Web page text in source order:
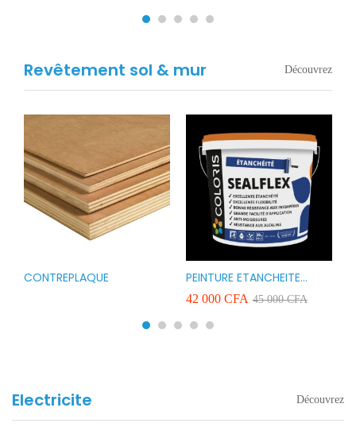
Revêtement sol & mur Découvrez
CONTREPLAQUE
PEINTURE ETANCHEITE
COLORIS SEAFLEX 20KG
COULEUR ROUGE BLANC
VERT ET GRIS
42 000 CFA 45 000CFA
Electricite Découvrez